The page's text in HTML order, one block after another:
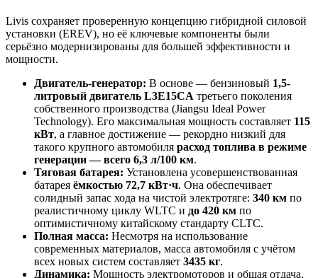
Livis сохраняет проверенную концепцию гибридной силовой
установки (EREV), но её ключевые компоненты были
серьёзно модернизированы для большей эффективности и
мощности.
Двигатель-генератор: В основе — бензиновый 1,5-
литровый двигатель L3E15CA третьего поколения
собственного производства (Jiangsu Ideal Power
Technology). Его максимальная мощность составляет 115
кВт, а главное достижение — рекордно низкий для
такого крупного автомобиля расход топлива в режиме
генерации — всего 6,3 л/100 км.
Тяговая батарея: Установлена усовершенствованная
батарея ёмкостью 72,7 кВт·ч. Она обеспечивает
солидный запас хода на чистой электротяге: 340 км по
реалистичному циклу WLTC и до 420 км по
оптимистичному китайскому стандарту CLTC.
Полная масса: Несмотря на использование
современных материалов, масса автомобиля с учётом
всех новых систем составляет 3435 кг.
Динамика: Мощность электромоторов и общая отдача,